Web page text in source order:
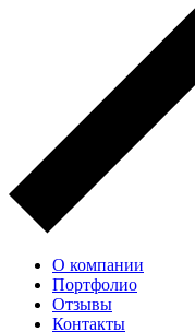
О компании
Портфолио
Отзывы
Контакты